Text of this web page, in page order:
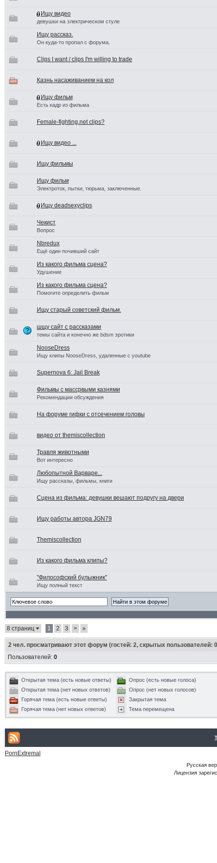
Ищу видео
девушки на электрическом стуле
Ищу рассказ.
Он куда-то пропал с форума.
Clips I want / clips I'm willing to trade
Казнь насаживанием на кол
Ищу фильм
Есть кадр из фильма
Female-fighting.net clips?
Ищу видео ...
Ищу фильмы
Ищу фильм
Электроток, пытки, тюрьма, заключенные.
Ищу deadsexyclips
Чекист
Вопрос
Nbredux
Ещё один почивший сайт
Из какого фильма сцена?
Удушение
Из какого фильма сцена?
Помогите определить фильм
Ищу старый советский фильм.
шщу сайт с рассказами
темы сайта и конечно же bdsm эротики
NooseDress
Ищу клипы NooseDress, удаленные с youtube
Supernova 6: Jail Break
Фильмы с массрвыми казнями
Рекомендации обсуждения
На форуме гифки с отсечением головы
видео от themiscollection
Травля животными
Вот интересно
Любопытной Варваре...
Ищу рассказы, фильмы, книги
Сцена из фильма: девушки вешают подругу на двери
Ищу работы автора JGN79
Themiscollection
Из какого фильма клипы?
"Философский булыжник"
Ищу полный текст
8 страниц 1 2 3 > »
2чел. просматривают этот форум (гостей: 2, скрытых пользователей:
Пользователей: 0
Открытая тема (есть новые ответы)
Открытая тема (нет новых ответов)
Горячая тема (есть новые ответы)
Горячая тема (нет новых ответов)
Опрос (есть новые голоса)
Опрос (нет новых голосов)
Закрытая тема
Тема перемещена
PornExtremal
Русская
Лицензия